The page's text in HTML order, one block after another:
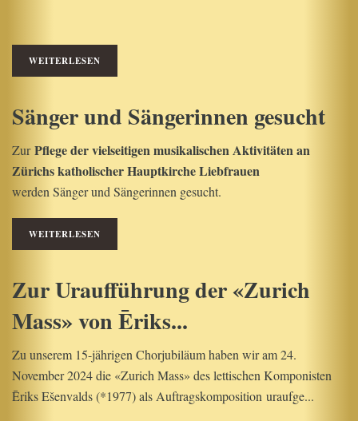
WEITERLESEN
Sänger und Sängerinnen gesucht
ZurPflege der vielseitigen musikalischen Aktivitäten an
Zürichs katholischer Hauptkirche Liebfrauen
werden Sänger und Sängerinnen gesucht.
WEITERLESEN
Zur Uraufführung der «Zurich
Mass» von Ēriks...
Zu unserem 15-jährigen Chorjubiläum haben wir am 24.
November 2024 die «Zurich Mass» des lettischen Komponisten
Ēriks Ešenvalds (*1977) als Auftragskomposition uraufge...